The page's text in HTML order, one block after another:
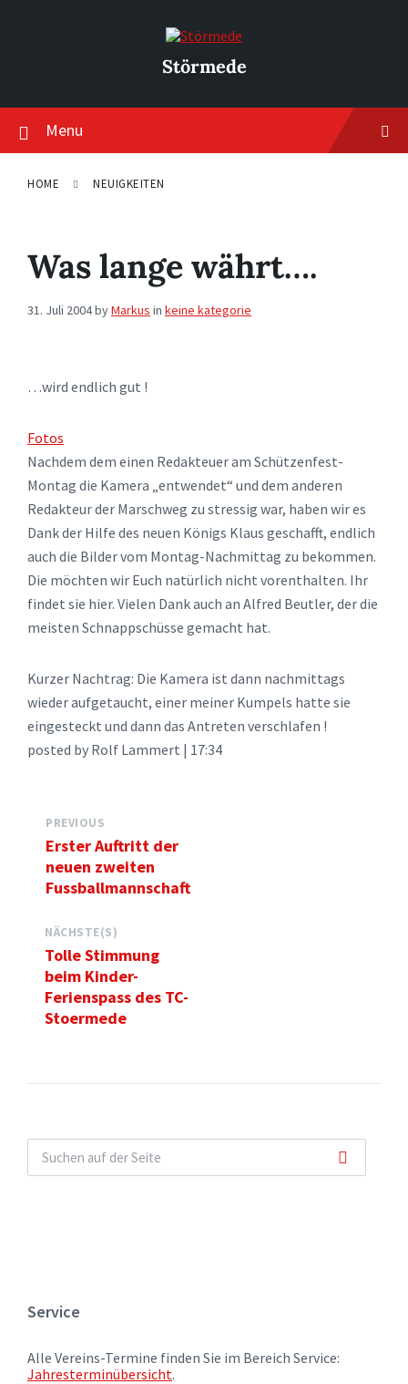
Störmede
Menu
HOME NEUIGKEITEN
Was lange währt….
31. Juli 2004byMarkus in keine kategorie
…wird endlich gut !
Fotos
Nachdem dem einen Redakteuer am Schützenfest-
Montag die Kamera „entwendet“ und dem anderen
Redakteur der Marschweg zu stressig war, haben wir es
Dank der Hilfe des neuen Königs Klaus geschafft, endlich
auch die Bilder vom Montag-Nachmittag zu bekommen.
Die möchten wir Euch natürlich nicht vorenthalten. Ihr
findet sie hier. Vielen Dank auch an Alfred Beutler, der die
meisten Schnappschüsse gemacht hat.
Kurzer Nachtrag: Die Kamera ist dann nachmittags
wieder aufgetaucht, einer meiner Kumpels hatte sie
eingesteckt und dann das Antreten verschlafen !
posted by Rolf Lammert | 17:34
PREVIOUS
Erster Auftritt der
neuen zweiten
Fussballmannschaft
NÄCHSTE(S)
Tolle Stimmung
beim Kinder-
Ferienspass des TC-
Stoermede
Service
Alle Vereins-Termine finden Sie im Bereich Service:
Jahresterminübersicht.